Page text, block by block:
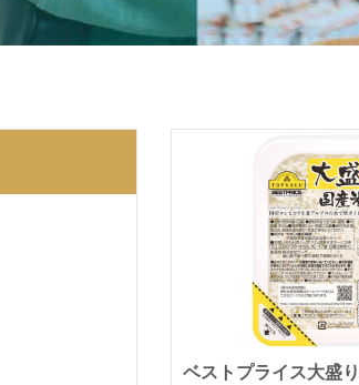
ベストプライス大盛